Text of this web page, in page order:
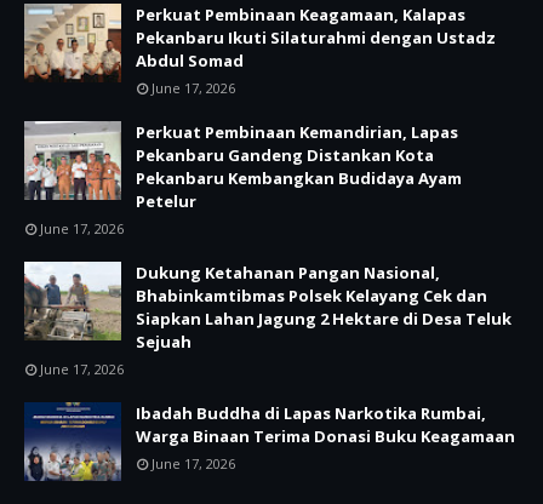
Perkuat Pembinaan Keagamaan, Kalapas
Pekanbaru Ikuti Silaturahmi dengan Ustadz
Abdul Somad
June 17, 2026
Perkuat Pembinaan Kemandirian, Lapas
Pekanbaru Gandeng Distankan Kota
Pekanbaru Kembangkan Budidaya Ayam
Petelur
June 17, 2026
Dukung Ketahanan Pangan Nasional,
Bhabinkamtibmas Polsek Kelayang Cek dan
Siapkan Lahan Jagung 2 Hektare di Desa Teluk
Sejuah
June 17, 2026
Ibadah Buddha di Lapas Narkotika Rumbai,
Warga Binaan Terima Donasi Buku Keagamaan
June 17, 2026